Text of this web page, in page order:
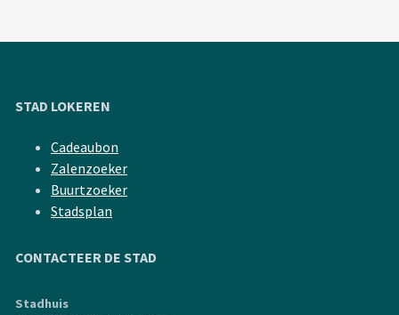
STAD LOKEREN
Cadeaubon
Zalenzoeker
Buurtzoeker
Stadsplan
CONTACTEER DE STAD
Stadhuis